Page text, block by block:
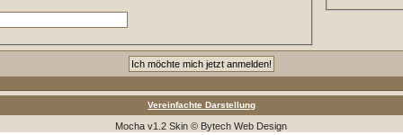
Vereinfachte Darstellung
Mocha v1.2 Skin © Bytech Web Design